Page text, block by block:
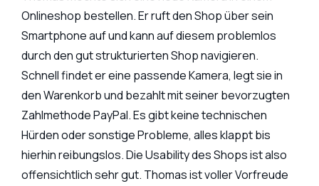
Onlineshop bestellen. Er ruft den Shop über sein
Smartphone auf und kann auf diesem problemlos
durch den gut strukturierten Shop navigieren.
Schnell findet er eine passende Kamera, legt sie in
den Warenkorb und bezahlt mit seiner bevorzugten
Zahlmethode PayPal. Es gibt keine technischen
Hürden oder sonstige Probleme, alles klappt bis
hierhin reibungslos. Die Usability des Shops ist also
offensichtlich sehr gut. Thomas ist voller Vorfreude